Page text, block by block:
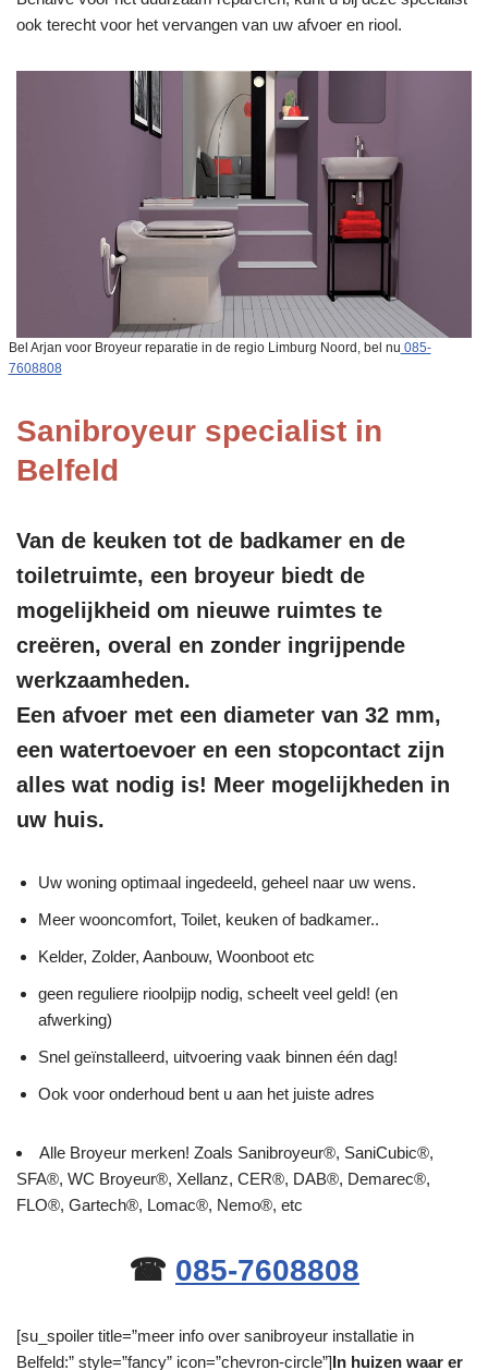
ook terecht voor het vervangen van uw afvoer en riool.
Bel Arjan voor Broyeur reparatie in de regio Limburg Noord, bel nu 085-
7608808
Sanibroyeur specialist in
Belfeld
Van de keuken tot de badkamer en de
toiletruimte, een broyeur biedt de
mogelijkheid om nieuwe ruimtes te
creëren, overal en zonder ingrijpende
werkzaamheden.
Een afvoer met een diameter van 32 mm,
een watertoevoer en een stopcontact zijn
alles wat nodig is! Meer mogelijkheden in
uw huis.
Uw woning optimaal ingedeeld, geheel naar uw wens.
Meer wooncomfort, Toilet, keuken of badkamer..
Kelder, Zolder, Aanbouw, Woonboot etc
geen reguliere rioolpijp nodig, scheelt veel geld! (en
afwerking)
Snel geïnstalleerd, uitvoering vaak binnen één dag!
Ook voor onderhoud bent u aan het juiste adres
Alle Broyeur merken! Zoals Sanibroyeur®, SaniCubic®,
SFA®, WC Broyeur®, Xellanz, CER®, DAB®, Demarec®,
FLO®, Gartech®, Lomac®, Nemo®, etc
☎ 085-7608808
[su_spoiler title=”meer info over sanibroyeur installatie in
Belfeld:” style=”fancy” icon=”chevron-circle”]In huizen waar er